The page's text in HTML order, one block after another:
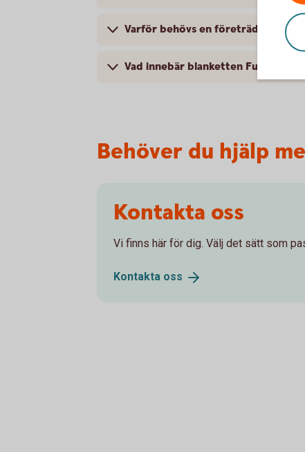
Varför behövs en företrädare
Vad innebär blanketten Fullmakt
Behöver du hjälp
Kontakta oss
Vi finns här för dig. Välj det sätt som
Kontakta oss